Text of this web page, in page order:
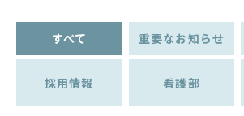
すべて 重要なお知らせ
採用情報 看護部